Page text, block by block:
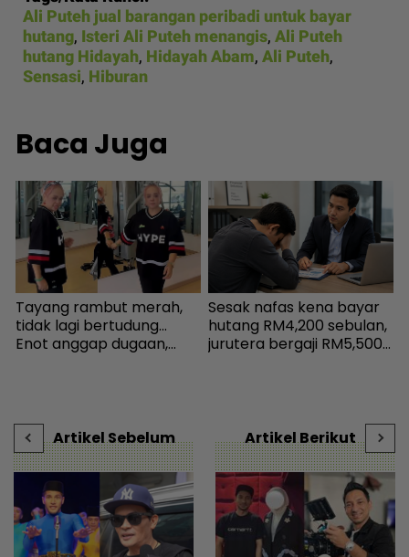
Ali Puteh jual barangan peribadi untuk bayar
hutang, Isteri Ali Puteh menangis, Ali Puteh
hutang Hidayah, Hidayah Abam, Ali Puteh,
Sensasi, Hiburan
Baca Juga
Tayang rambut merah,
tidak lagi bertudung...
Enot anggap dugaan,
Sesak nafas kena bayar
hutang RM4,200 sebulan,
jurutera bergaji RM5,500
Artikel Sebelum
Artikel Berikut